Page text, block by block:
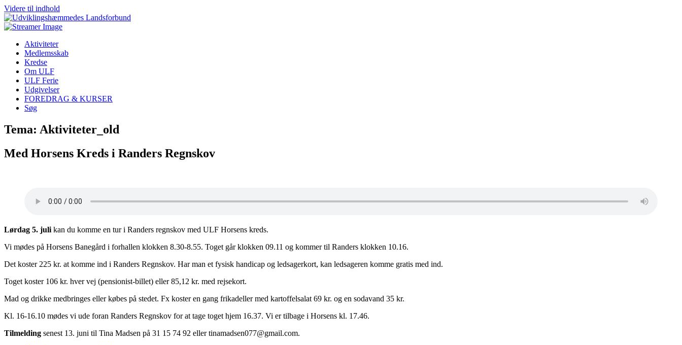
Videre til indhold
Aktiviteter
Medlemsskab
Kredse
Om ULF
ULF Ferie
Udgivelser
FOREDRAG & KURSER
Søg
Tema: Aktiviteter_old
Med Horsens Kreds i Randers Regnskov
Lørdag 5. juli kan du komme en tur i Randers regnskov med ULF Horsens kreds.
Vi mødes på Horsens Banegård i forhallen klokken 8.30-8.55. Toget går klokken 09.11 og kommer til Randers klokken 10.16.
Det koster 225 kr. at komme ind i Randers Regnskov. Har man et fysisk handicap og ledsagerkort, kan ledsageren komme gratis med ind.
Toget koster 106 kr. hver vej (pensionist-billet) eller 85,12 kr. med rejsekort.
Mad og drikke medbringes eller købes på stedet. Fx koster en gang frikadeller med kartoffelsalat 69 kr. og en sodavand 35 kr.
Kl. 16-16.10 mødes vi ude foran Randers Regnskov for at tage toget hjem 16.37. Vi er tilbage i Horsens kl. 17.46.
Tilmelding senest 13. juni til Tina Madsen på 31 15 74 92 eller tinamadsen077@gmail.com.